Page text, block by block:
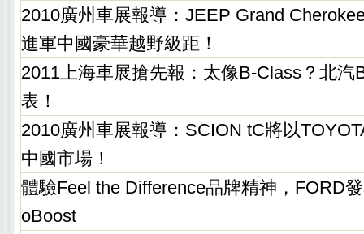
2010廣州車展報導：JEEP Grand
進軍中國豪華越野級距！
2011上海車展搶先報：太像B-Class？北汽
表！
2010廣州車展報導：SCION tC將以
中國市場！
體驗Feel the Difference品牌精神，FORD
oBoost